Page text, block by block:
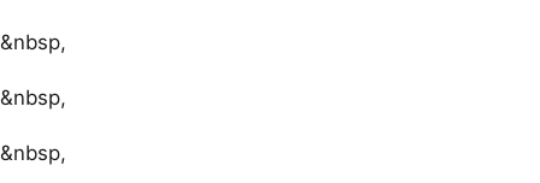
&nbsp,
&nbsp,
&nbsp,